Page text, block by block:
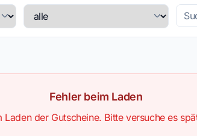
Fehler beim Laden
Laden der Gutscheine. Bitte versuche es